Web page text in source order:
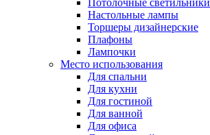
Потолочные светильники
Настольные лампы
Торшеры дизайнерские
Плафоны
Лампочки
Место использования
Для спальни
Для кухни
Для гостиной
Для ванной
Для офиса